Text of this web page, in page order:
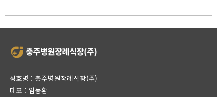
상호명 : 충주병원장례식장(주)
대표 : 임동환